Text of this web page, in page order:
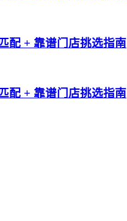
配 + 靠谱门店挑选指南
配 + 靠谱门店挑选指南